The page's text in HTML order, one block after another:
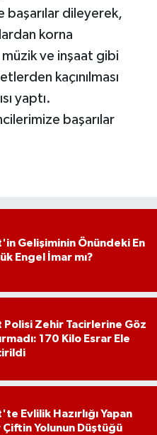
başarılar dileyerek,
korna
müzik ve inşaat gibi
kaçınılması
yaptı.
başarılar
Gelişiminin Önündeki En
Engel İmar mı?
Polisi Zehir Tacirlerine Göz
170 Kilo Esrar Ele
Evlilik Hazırlığı Yapan
Çiftin Yolunun Düştüğü